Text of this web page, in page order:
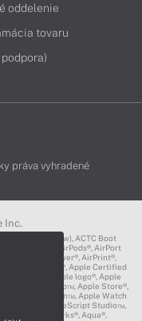
oddelenie
tovaru
práva vyhradené
Inc.
of Tomorrow), ACTC Boot
Pro™, AirPods®, AirPort
AirPort®, AirPower®, AirPrint®,
Apple CarPlay®, Apple Certified
Network℠, Apple logo®, Apple
Remote Desktop™, Apple Store®,
Watch Edition™, Apple Watch
AppleScript Studio™,
AppleWorks®, Aqua®,